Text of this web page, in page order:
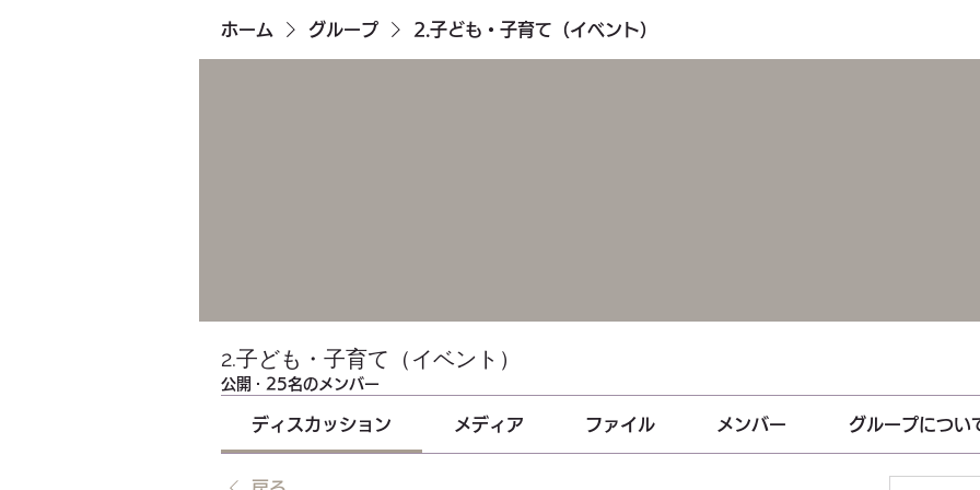
ホーム グループ 2.子ども・子育て（イベント）
2.子ども・子育て（イベント）
公開 · 25名のメンバー
ディスカッション メディア ファイル メンバー グループについ